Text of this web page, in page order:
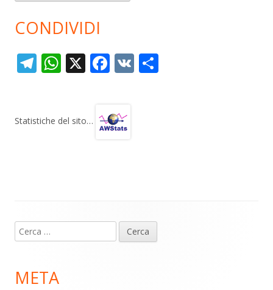
CONDIVIDI
T
gr
W
s
X F
b
V
Statistiche del sito…
piè
pagina
Ricerca
per:
META